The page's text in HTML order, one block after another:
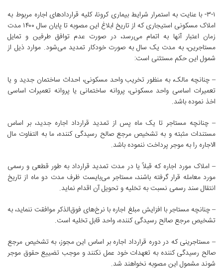
۳-۱- با عنایت به استمرار شرایط بیماری کرونا، کلیه قراردادهای اجاره مربوط به
املاک مسکونی استیجاری که از تاریخ ابلاغ این مصوبه تا پایان سال ۱۴۰۰ مدت
زمان اعتبار آنها به اتمام می‌رسد، در صورت عدم توافق طرفین و تمایل
مستاجرین، به مدت یک سال به صورت خودکار تمدید می‌شود. موارد ذیل از
شمول این حکم مستثنی است:
– چنانچه مالک، به منظور تخریب واحد مسکونی، احداث ساختمان جدید و یا
تعمیرات اساسی واحد مسکونی، پروانه ساختمانی یا پروانه تعمیرات اساسی
اخذ نموده باشد.
– چنانچه مستاجر تا یک ماه پس از تمدید قرارداد اجاره جدید، بر اساس
مستندات مثبته و به تشخیص مرجع صالح رسیدگی کننده، ما به التفاوت مال
الاجاره را به موجر پرداخت ننموده باشد.
– املاک مورد اجاره که قبلاً یا در مدت تمدید قرارداد به طور قطعی و رسمی
مورد معامله قرار گرفته باشند، مستاجر می‌بایست ظرف مدت دو ماه از تاریخ
انتقال سند رسمی نسبت به تخلیه و تحویل آن اقدام نماید.
– چنانچه مستاجر با افزایش مبلغ اجاره با نرخ‌های فوق‌الذکر موافقت ننماید، به
تشخیص مرجع صالح رسیدگی کننده، واحد قابل تخلیه است.
– مستاجرینی که در دوره قرارداد اجاره بر اساس این مجوز، به تشخیص مرجع
صالح رسیدگی کننده به تعهدات خود عمل نکنند و موجب تضییع حقوق موجر
شوند مشمول این مصوبه نخواهند شد.